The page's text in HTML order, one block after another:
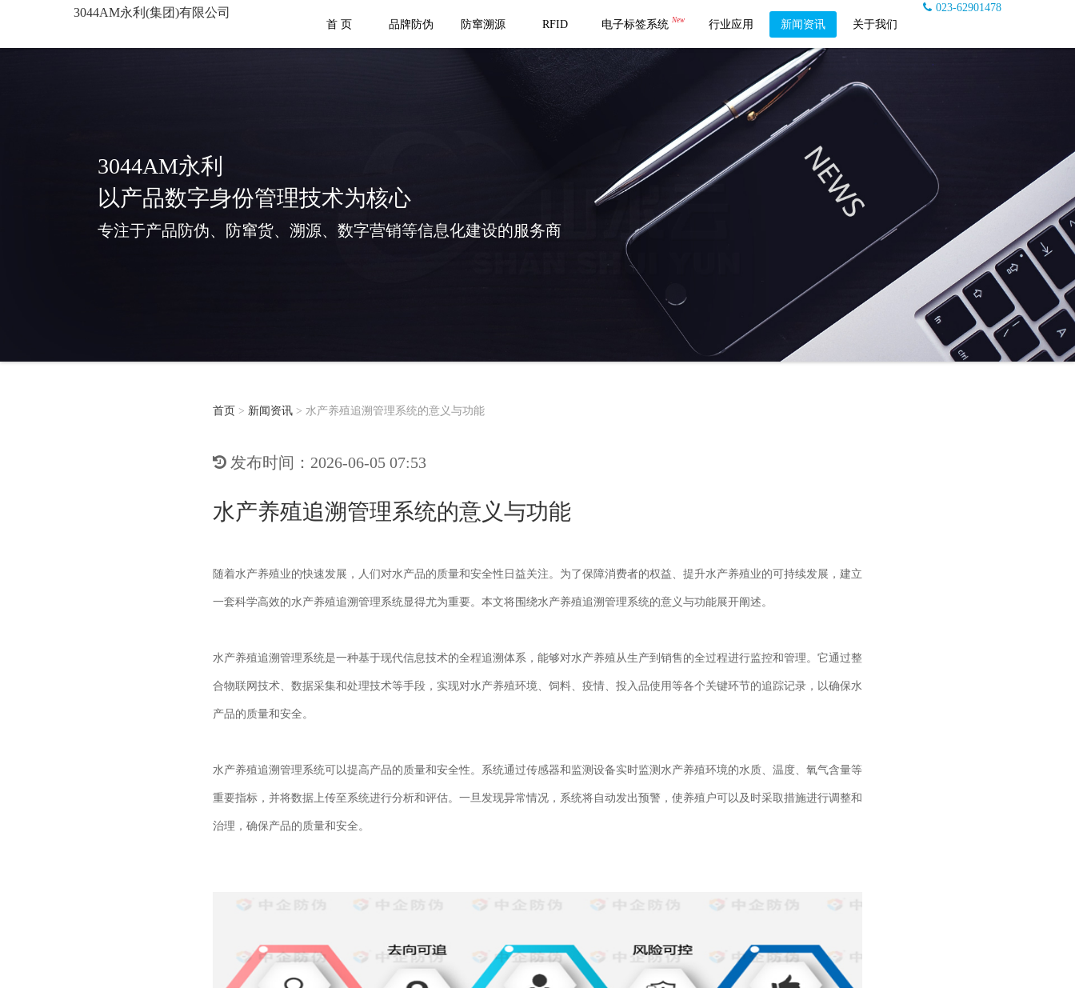
3044AM永利(集团)有限公司
023-62901478
首 页
品牌防伪 防窜溯源 RFID 电子标签系统 New 行业应用 新闻资讯 关于我们
3044AM永利
以产品数字身份管理技术为核心
专注于产品防伪、防窜货、溯源、数字营销等信息化建设的服务商
首页 > 新闻资讯 > 水产养殖追溯管理系统的意义与功能
发布时间：2026-06-05 07:53
水产养殖追溯管理系统的意义与功能
随着水产养殖业的快速发展，人们对水产品的质量和安全性日益关注。为了保障消费者的权益、提升水产养殖业的可持续发展，建立
一套科学高效的水产养殖追溯管理系统显得尤为重要。本文将围绕水产养殖追溯管理系统的意义与功能展开阐述。
水产养殖追溯管理系统是一种基于现代信息技术的全程追溯体系，能够对水产养殖从生产到销售的全过程进行监控和管理。它通过整
合物联网技术、数据采集和处理技术等手段，实现对水产养殖环境、饲料、疫情、投入品使用等各个关键环节的追踪记录，以确保水
产品的质量和安全。
水产养殖追溯管理系统可以提高产品的质量和安全性。系统通过传感器和监测设备实时监测水产养殖环境的水质、温度、氧气含量等
重要指标，并将数据上传至系统进行分析和评估。一旦发现异常情况，系统将自动发出预警，使养殖户可以及时采取措施进行调整和
治理，确保产品的质量和安全。